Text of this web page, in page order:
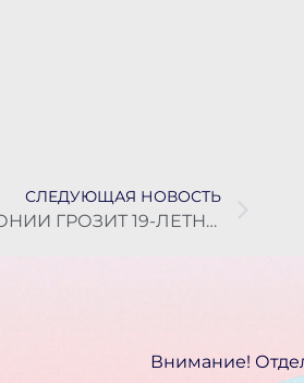
СЛЕДУЮЩАЯ НОВОСТЬ
ДО 6 ЛЕТ КОЛОНИИ ГРОЗИТ 19-ЛЕТНЕМУ ВОРИШКЕ НА КАМЧАТКЕ
Внимание!